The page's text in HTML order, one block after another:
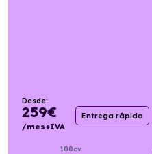
Desde:
259€
/mes+IVA
Entrega rápida
100cv